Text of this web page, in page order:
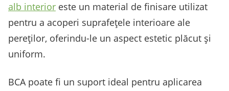
alb interior este un material de finisare utilizat
pentru a acoperi suprafețele interioare ale
pereților, oferindu-le un aspect estetic plăcut și
uniform.
BCA poate fi un suport ideal pentru aplicarea